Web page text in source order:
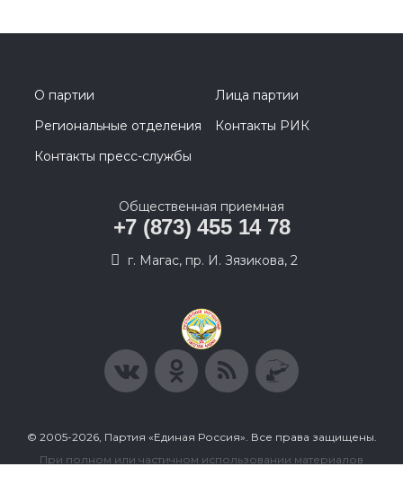
О партии
Лица партии
Региональные отделения
Контакты РИК
Контакты пресс-службы
Общественная приемная
+7 (873) 455 14 78
г. Магас, пр. И. Зязикова, 2
© 2005-2026, Партия «Единая Россия». Все права защищены.
При полном или частичном использовании материалов